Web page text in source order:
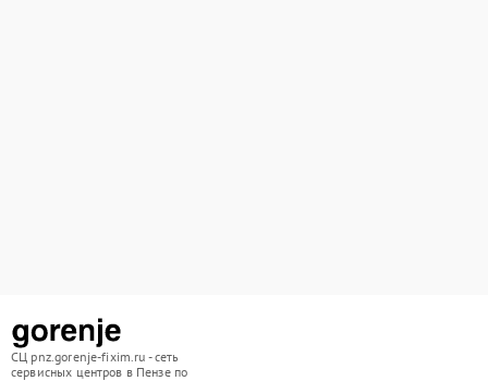
СЦ pnz.gorenje-fixim.ru - сеть
сервисных центров в Пензе по